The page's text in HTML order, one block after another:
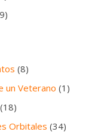
(8)
un Veterano (1)
(18)
Orbitales (34)